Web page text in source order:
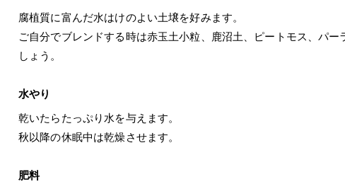
腐植質に富んだ水はけのよい土壌を好みます。
ご自分でブレンドする時は赤玉土小粒、鹿沼土、ピートモス、パ
しょう。
水やり
乾いたらたっぷり水を与えます。
秋以降の休眠中は乾燥させます。
肥料